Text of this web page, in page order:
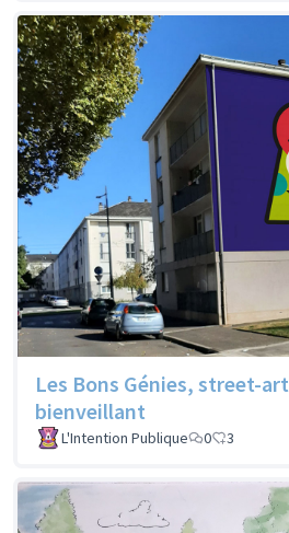
Les Bons Génies, street-art
bienveillant
L'Intention Publique 0 3